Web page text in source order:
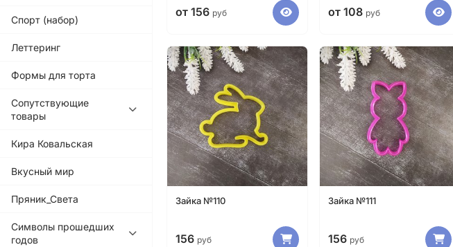
Спорт (набор)
Леттеринг
Формы для торта
Сопутствующие
товары
Кира Ковальская
Вкусный мир
Пряник_Света
Символы прошедших
годов
от 156 руб от 108 руб
Зайка №110
156 руб
Зайка №111
156 руб